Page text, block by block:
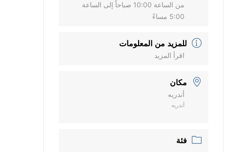
من الساعة 10:00 صباحاً إلى الساعة
5:00 مساءً
للمزيد من المعلومات
اقرأ المزيد
مكان
أندريه
أندريه
فئة